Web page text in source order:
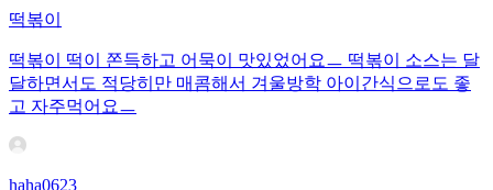
떡볶이
떡볶이 떡이 쫀득하고 어묵이 맛있었어요ㅡ 떡볶이 소스는 달
달하면서도 적당히만 매콤해서 겨울방학 아이간식으로도 좋
고 자주먹어요ㅡ
haha0623